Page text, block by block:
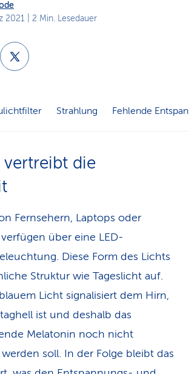
k
2021 | 2 Min. Lesedauer
Strahlung Fehlende
die
Fernsehern, Laptops oder
über eine LED-
Diese Form des Lichts
Struktur wie Tageslicht auf.
Licht signalisiert dem Hirn,
ist und deshalb das
Melatonin noch nicht
soll. In der Folge bleibt das